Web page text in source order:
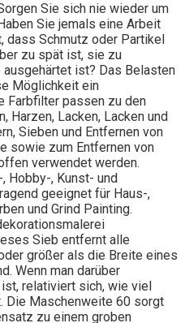
Sie sich nie wieder um
Sie jemals eine Arbeit
Schmutz oder Partikel
zu spät ist, sie zu
ist? Das Belasten
Möglichkeit ein
Farbfilter passen zu den
Harzen, Lacken, Lacken und
Sieben und Entfernen von
sowie zum Entfernen von
verwendet werden.
Hobby-, Kunst- und
geeignet für Haus-,
und Grind Painting.
Sieb entfernt alle
größer als die Breite eines
Wenn man darüber
relativiert sich, wie viel
Die Maschenweite 60 sorgt
zu einem groben